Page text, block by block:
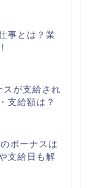
事とは？業
スが支給され
支給額は？
ボーナスは
支給日も解